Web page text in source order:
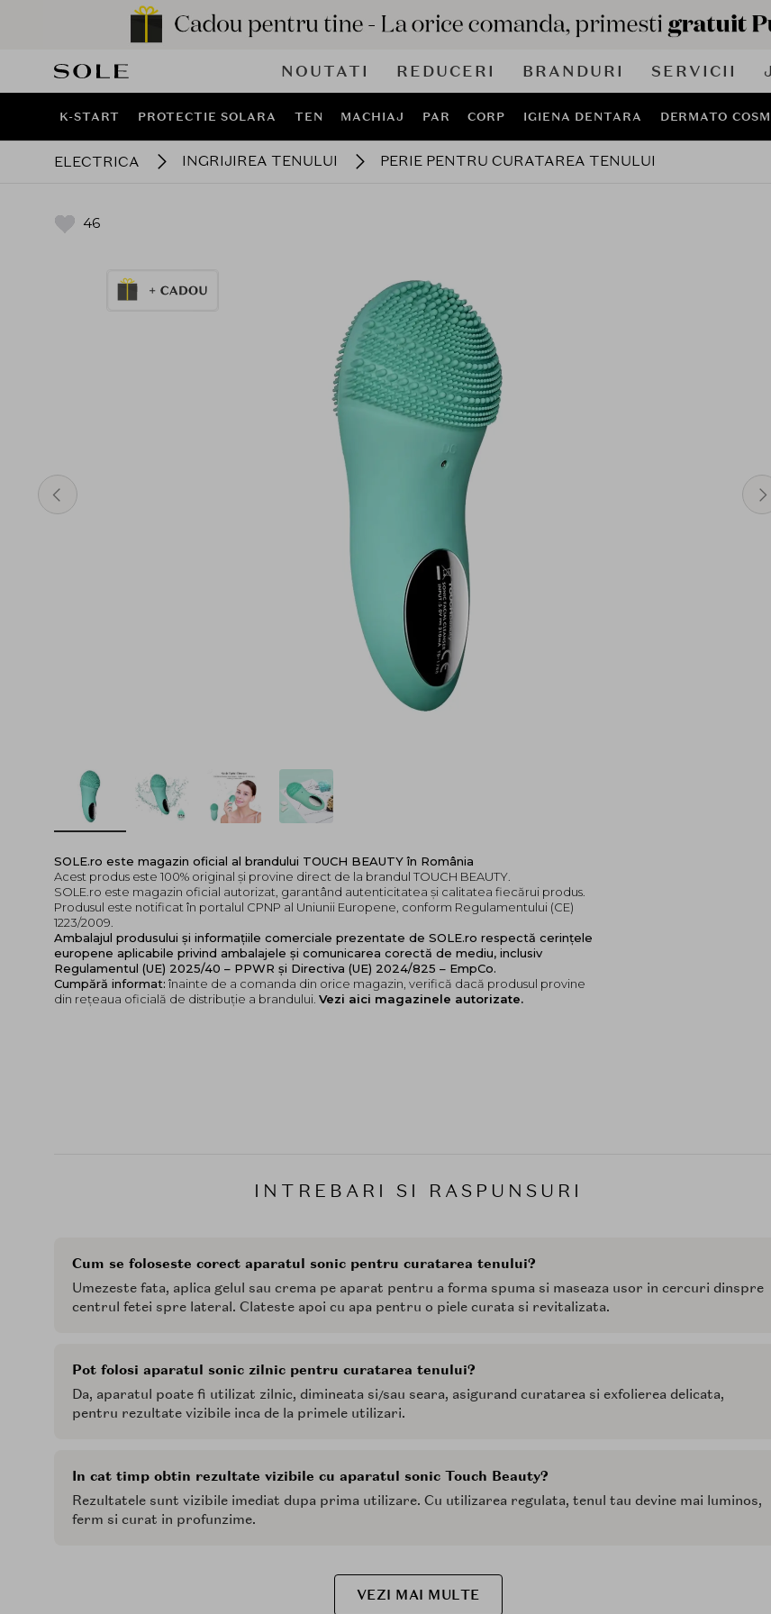
NOUTATI REDUCERI BRANDURI SERVICII
K-START PROTECTIE SOLARA TEN MACHIAJ PAR CORP IGIENA DENTARA DERMATO
ELECTRICA INGRIJIREA TENULUI PERIE PENTRU CURATAREA TENULUI
46
SOLE.ro este magazin oficial al brandului TOUCH BEAUTY în România
Acest produs este 100% original și provine direct de la brandul TOUCH BEAUTY.
SOLE.ro este magazin oficial autorizat, garantând autenticitatea și calitatea fiecărui produs.
Produsul este notificat în portalul CPNP al Uniunii Europene, conform Regulamentului (CE)
1223/2009.
Ambalajul produsului și informațiile comerciale prezentate de SOLE.ro respectă cerințele
europene aplicabile privind ambalajele și comunicarea corectă de mediu, inclusiv
Regulamentul (UE) 2025/40 – PPWR și Directiva (UE) 2024/825 – EmpCo.
Cumpără informat: înainte de a comanda din orice magazin, verifică dacă produsul provine
din rețeaua oficială de distribuție a brandului. Vezi aici magazinele autorizate.
INTREBARI SI RASPUNSURI
Cum se foloseste corect aparatul sonic pentru curatarea tenului?
Umezeste fata, aplica gelul sau crema pe aparat pentru a forma spuma si maseaza usor in cercuri dinspre
centrul fetei spre lateral. Clateste apoi cu apa pentru o piele curata si revitalizata.
Pot folosi aparatul sonic zilnic pentru curatarea tenului?
Da, aparatul poate fi utilizat zilnic, dimineata si/sau seara, asigurand curatarea si exfolierea delicata,
pentru rezultate vizibile inca de la primele utilizari.
In cat timp obtin rezultate vizibile cu aparatul sonic Touch Beauty?
Rezultatele sunt vizibile imediat dupa prima utilizare. Cu utilizarea regulata, tenul tau devine mai luminos,
ferm si curat in profunzime.
VEZI MAI MULTE